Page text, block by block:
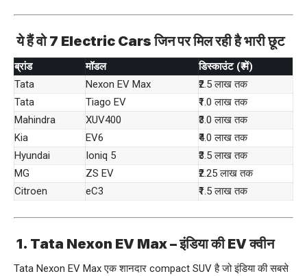
ये हैं वो 7 Electric Cars जिन पर मिल रही है भारी छूट
ब्रांड मॉडल
डिस्काउंट (₹ में)
Tata
Nexon EV Max
₹2.5 लाख तक
Tata
Tiago EV
₹1.0 लाख तक
Mahindra
XUV400
₹3.0 लाख तक
Kia
EV6
₹4.0 लाख तक
Hyundai
Ioniq 5
₹3.5 लाख तक
MG
ZS EV
₹2.25 लाख तक
Citroen
eC3 ₹1.5 लाख तक
1. Tata Nexon EV Max– इंडिया की EV क्वीन
Tata Nexon EV Max एक शानदार compact SUV है जो इंडिया की सबसे